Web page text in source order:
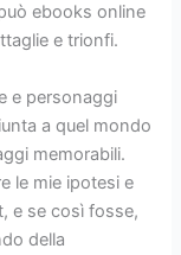
ebooks online
e trionfi.
e personaggi
a quel mondo
memorabili.
le mie ipotesi e
e se così fosse,
della